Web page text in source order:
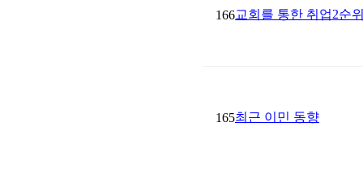
166교회를 통한 취업2순
165최근 이민 동향